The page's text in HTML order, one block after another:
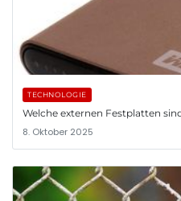
TECHNOLOGIE
Welche externen Festplatten
8. Oktober 2025